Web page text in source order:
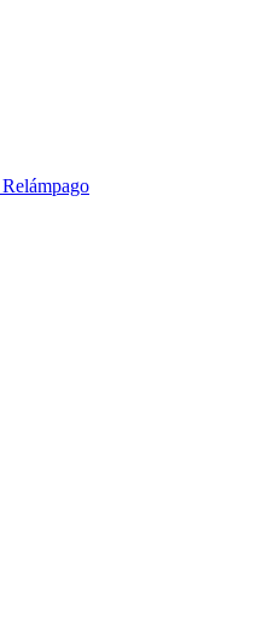
noticia